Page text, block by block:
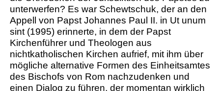
unterwerfen? Es war Schewtschuk, der an den
Appell von Papst Johannes Paul II. in Ut unum
sint(1995) erinnerte, in dem der Papst
Kirchenführer und Theologen aus
nichtkatholischen Kirchen aufrief, mit ihm über
mögliche alternative Formen des Einheitsamtes
des Bischofs von Rom nachzudenken und
einen Dialog zu führen, der momentan wirklich